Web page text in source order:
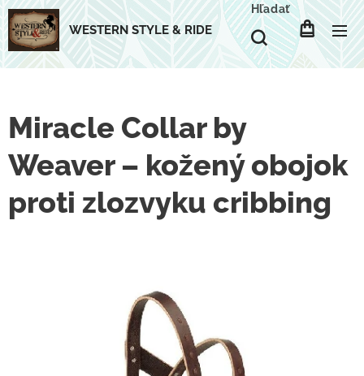
WESTERN STYLE & RIDE
Hľadať
Miracle Collar by
Weaver – kožený obojok
proti zlozvyku cribbing